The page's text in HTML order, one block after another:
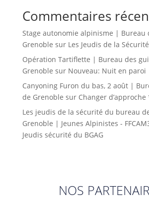
Commentaires
Stage autonomie alpinisme | Bureau
Grenoble sur Les Jeudis de la
Opération Tartiflette | Bureau des
Grenoble sur Nouveau: Nuit en paroi
Canyoning Furon du bas, 2 août |
de Grenoble sur Changer d’approche
Les jeudis de la sécurité du bureau
Grenoble | Jeunes Alpinistes -
Jeudis sécurité du BGAG
NOS